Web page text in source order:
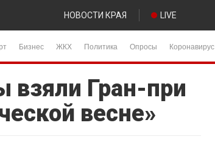
НОВОСТИ КРАЯ LIVE
Бизнес ЖКХ Политика Опросы Коронавирус
взяли Гран-при
весне»